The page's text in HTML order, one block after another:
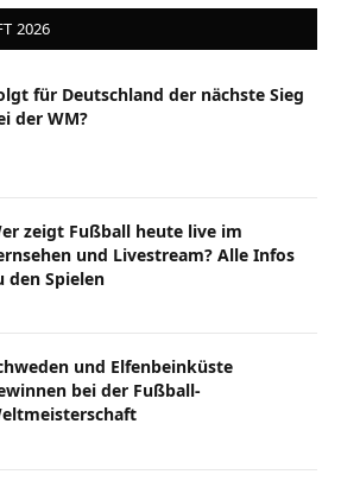
2026
für Deutschland der nächste Sieg
der WM?
zeigt Fußball heute live im
und Livestream? Alle Infos
den Spielen
und Elfenbeinküste
bei der Fußball-